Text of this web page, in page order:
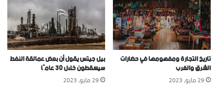
تاريخ التجارة ومفهومها في حضارات
الشرق والغرب
29 مايو، 2023
بيل جيتس يقول أن بعض عمالقة النفط
سيسقطون خلال 30 عامًا
29 مايو، 2023